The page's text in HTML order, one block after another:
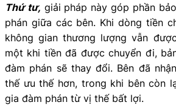
Thứ tư, giải pháp này góp phần
phán giữa các bên. Khi dòng tiền
không gian thương lượng vẫn
một khi tiền đã được chuyển đi,
đàm phán sẽ thay đổi. Bên đã
thế ưu thế hơn, trong khi bên còn
gia đàm phán từ vị thế bất lợi.